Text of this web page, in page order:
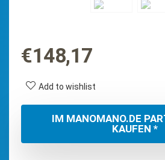
€148,17
Add to wishlist
IM MANOMANO.DE
KAUFEN *